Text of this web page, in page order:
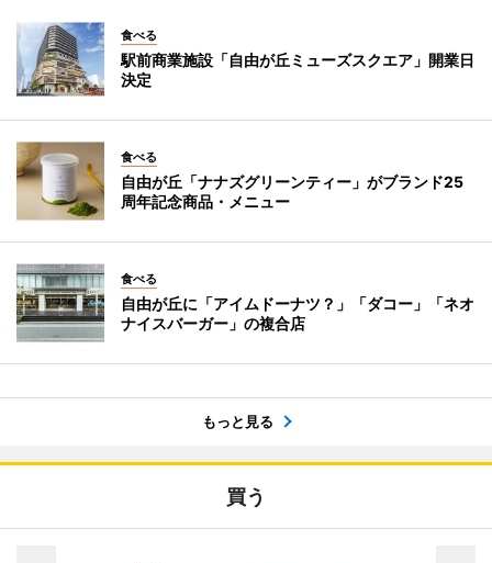
食べる
駅前商業施設「自由が丘ミューズスクエア」開業日
決定
食べる
自由が丘「ナナズグリーンティー」がブランド25
周年記念商品・メニュー
食べる
自由が丘に「アイムドーナツ？」「ダコー」「ネオ
ナイスバーガー」の複合店
もっと見る
買う